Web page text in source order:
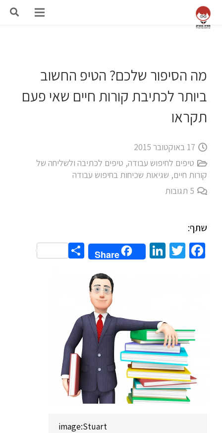
מה הסיפור שלכם? הטיפ החשוב
ביותר לכתיבת קורות חיים שאי פעם
תקראו
17 באוקטובר 2015
טיפים לחיפוש עבודה, טיפים לכתיבה ולשליחה של
קורות חיים, שגיאות שכיחות בחיפוש עבודה
5 תגובות
שתף:
Facebook
Twitter
LinkedIn
Share
Share
image:Stuart